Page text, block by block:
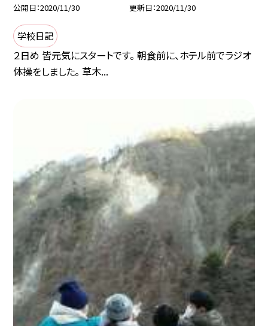
公開日 2020/11/30 更新日 2020/11/30
学校日記
２日め 皆元気にスタートです。 朝食前に、ホテル前でラジオ
体操をしました。 草木...